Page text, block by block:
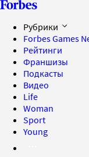
Рубрики
Forbes Games
Рейтинги
Франшизы
Подкасты
Видео
Life
Woman
Sport
Young